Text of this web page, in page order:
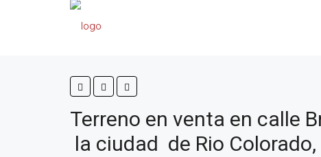
Terreno en venta en calle
la ciudad de Rio